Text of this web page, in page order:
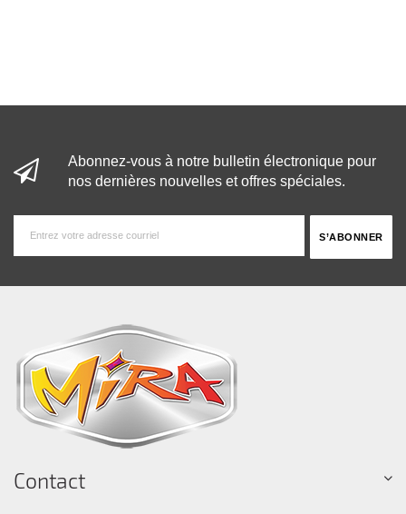
Abonnez-vous à notre bulletin électronique pour
nos dernières nouvelles et offres spéciales.
Contact